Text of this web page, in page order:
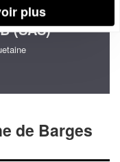
(SAS)
de Barges
plus